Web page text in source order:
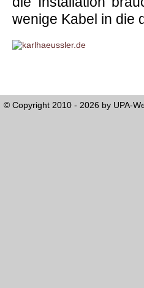
wenige Kabel in die
© Copyright 2010 - 2026 by UPA-